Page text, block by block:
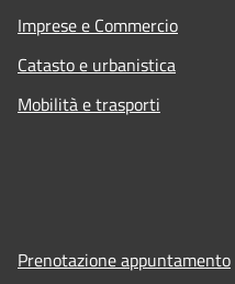
Imprese e Commercio
Catasto e urbanistica
Mobilità e trasporti
Prenotazione appuntamento